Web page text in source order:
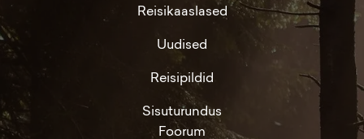
Reisikaaslased
Uudised
Reisipildid
Sisuturundus
Foorum